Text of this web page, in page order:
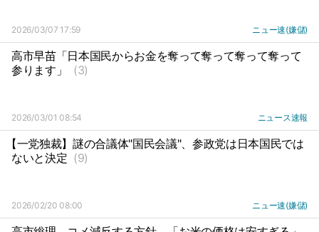
2026/03/07 17:59 ニュー速(嫌儲)
高市早苗「日本国民からお金を奪って奪って奪って奪って
参ります」
(3)
2026/03/01 08:54 ニュース速報
【一党独裁】謎の合議体"国民会議"、参政党は日本国民では
ないと決定 (9)
2026/02/20 08:00 ニュー速(嫌儲)